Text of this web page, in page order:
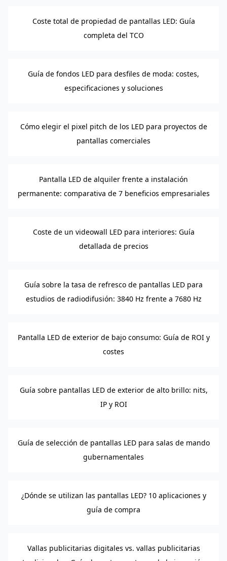
Coste total de propiedad de pantallas LED: Guía
completa del TCO
Guía de fondos LED para desfiles de moda: costes,
especificaciones y soluciones
Cómo elegir el pixel pitch de los LED para proyectos de
pantallas comerciales
Pantalla LED de alquiler frente a instalación
permanente: comparativa de 7 beneficios empresariales
Coste de un videowall LED para interiores: Guía
detallada de precios
Guía sobre la tasa de refresco de pantallas LED para
estudios de radiodifusión: 3840 Hz frente a 7680 Hz
Pantalla LED de exterior de bajo consumo: Guía de ROI y
costes
Guía sobre pantallas LED de exterior de alto brillo: nits,
IP y ROI
Guía de selección de pantallas LED para salas de mando
gubernamentales
¿Dónde se utilizan las pantallas LED? 10 aplicaciones y
guía de compra
Vallas publicitarias digitales vs. vallas publicitarias